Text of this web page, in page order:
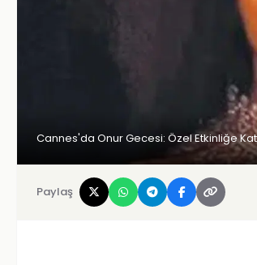
Cannes'da Onur Gecesi: Özel Etkinliğe
Paylaş